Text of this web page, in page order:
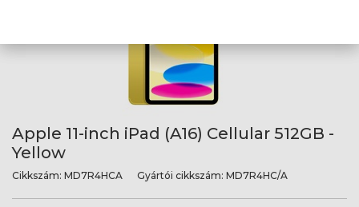
Apple 11-inch iPad (A16) Cellular 512GB -
Yellow
Cikkszám: MD7R4HCA Gyártói cikkszám: MD7R4HC/A